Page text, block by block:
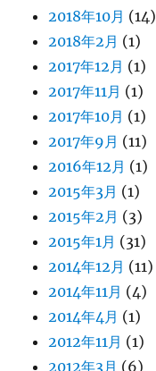
2018年10月 (14)
2018年2月 (1)
2017年12月 (1)
2017年11月 (1)
2017年10月 (1)
2017年9月 (11)
2016年12月 (1)
2015年3月 (1)
2015年2月 (3)
2015年1月 (31)
2014年12月 (11)
2014年11月 (4)
2014年4月 (1)
2012年11月 (1)
2012年3月 (6)